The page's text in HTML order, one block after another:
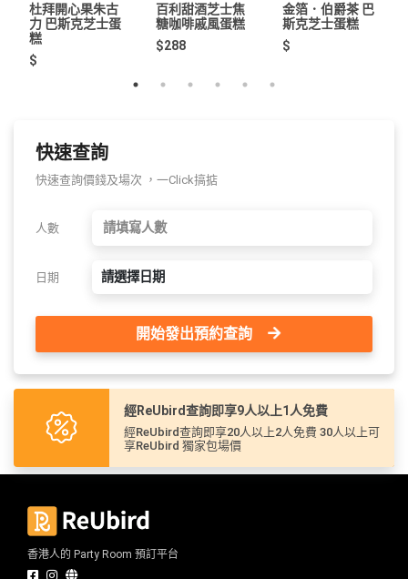
杜拜開心果朱古
力 巴斯克芝士蛋
糕
$
百利甜酒芝士焦
糖咖啡戚風蛋糕
$288
金箔．伯爵茶 巴
斯克芝士蛋糕
$
快速查詢
快速查詢價錢及場次 ，一Click搞掂
人數
日期 請選擇日期
開始發出預約查詢
經ReUbird查詢即享9人以上1人免費
經ReUbird查詢即享20人以上2人免費 30人以上可
享ReUbird 獨家包場價
香港人的 Party Room 預訂平台